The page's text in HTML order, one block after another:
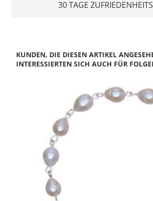
30 TAGE
KUNDEN, DIE DIESEN ARTIKEL
INTERESSIERTEN SICH AUCH FÜR